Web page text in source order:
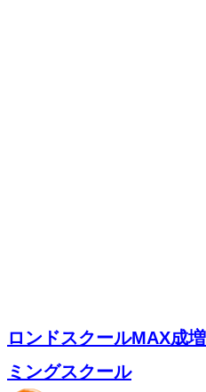
ロンドスクールMAX成
ミングスクール